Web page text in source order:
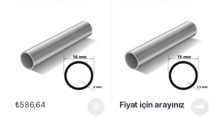
₺586,64 Fiyat için arayınız